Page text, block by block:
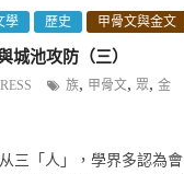
學 歷史 甲骨文與金文
城池攻防（三）
族, 甲骨文, 眾, 金
三「人」，學界多認為會